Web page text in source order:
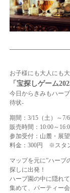
お子様にも大人にも大
「宝探しゲーム
今日からきみもハー
待状‐
期間：3/15（土）～7/6
販売時間：10:00～
参加受付：山麓・展
料金：300円 ※スタ
マップを元に”ハーブ
探しに出発！
ハーブ園の中に隠れ
集めて、パーティー